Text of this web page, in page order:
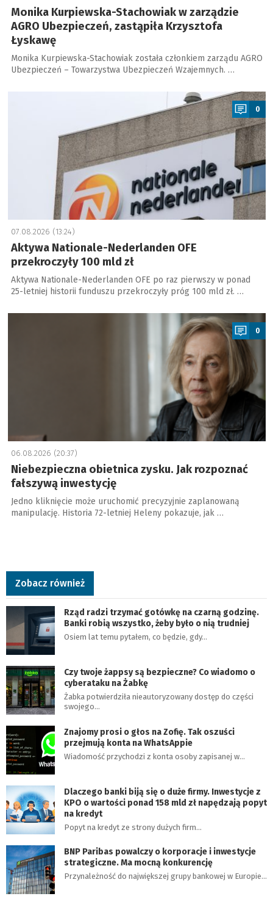
Monika Kurpiewska-Stachowiak w zarządzie
AGRO Ubezpieczeń, zastąpiła Krzysztofa
Łyskawę
Monika Kurpiewska-Stachowiak została członkiem zarządu AGRO
Ubezpieczeń – Towarzystwa Ubezpieczeń Wzajemnych. …
0
07.08.2026 (13:24)
Aktywa Nationale-Nederlanden OFE
przekroczyły 100 mld zł
Aktywa Nationale-Nederlanden OFE po raz pierwszy w ponad
25-letniej historii funduszu przekroczyły próg 100 mld zł. …
a
0
06.08.2026 (20:37)
Niebezpieczna obietnica zysku. Jak rozpoznać
fałszywą inwestycję
Jedno kliknięcie może uruchomić precyzyjnie zaplanowaną
manipulację. Historia 72-letniej Heleny pokazuje, jak …
Zobacz również
Rząd radzi trzymać gotówkę na czarną godzinę.
Banki robią wszystko, żeby było o nią trudniej
Osiem lat temu pytałem, co będzie, gdy…
Czy twoje żappsy są bezpieczne? Co wiadomo o
cyberataku na Żabkę
Żabka potwierdziła nieautoryzowany dostęp do części
swojego…
Znajomy prosi o głos na Zofię. Tak oszuści
przejmują konta na WhatsAppie
Wiadomość przychodzi z konta osoby zapisanej w…
Dlaczego banki biją się o duże firmy. Inwestycje z
KPO o wartości ponad 158 mld zł napędzają popyt
na kredyt
Popyt na kredyt ze strony dużych firm…
BNP Paribas powalczy o korporacje i inwestycje
strategiczne. Ma mocną konkurencję
Przynależność do największej grupy bankowej w Europie…